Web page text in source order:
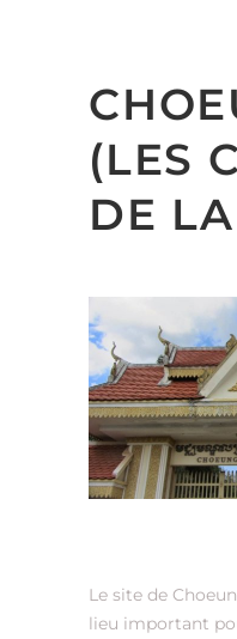
(LES
DE
Le site de
lieu important